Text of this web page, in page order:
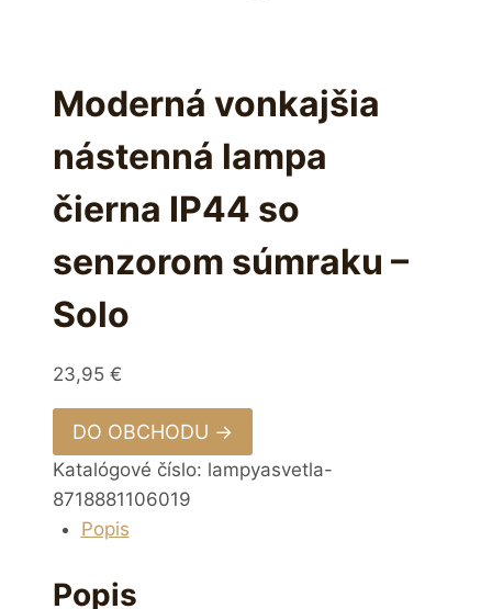
Moderná vonkajšia
nástenná lampa
čierna IP44 so
senzorom súmraku –
Solo
23,95 €
DO OBCHODU →
Katalógové číslo: lampyasvetla-
8718881106019
Popis
Popis